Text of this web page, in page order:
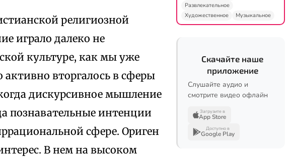
религиозной
играло далеко не
культуре, как мы уже
вторгалось в сферы
дискурсивное мышление
познавательные интенции
сфере. Ориген
В нем на высоком
Развлекательное
Художественное
Музыкальное
Скачайте наше
приложение
Слушайте аудио и
смотрите видео офлайн
Загрузите в
App Store
Доступно в
Google Play